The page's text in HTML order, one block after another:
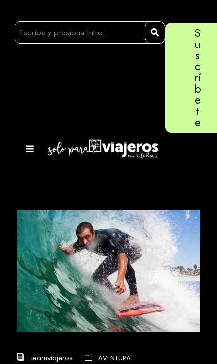
S
u
s
c
rí
b
e
t
e
teamviajeros
AVENTURA